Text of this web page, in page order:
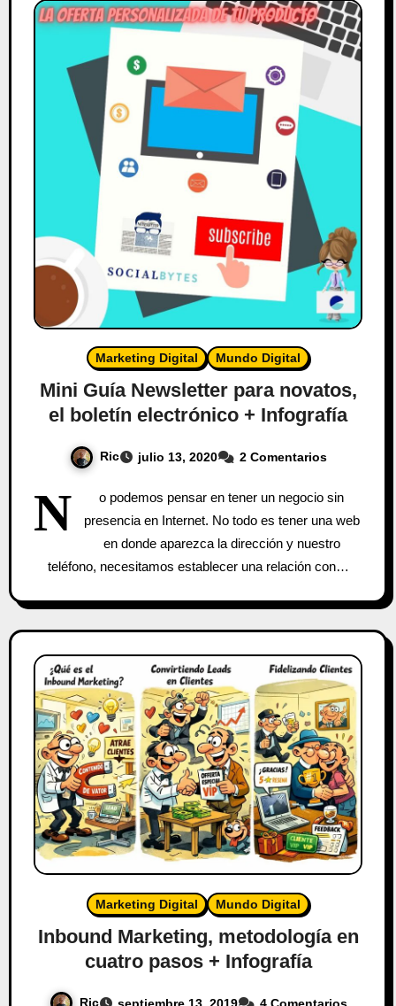
Marketing Digital Mundo Digital
Mini Guía Newsletter para novatos,
el boletín electrónico + Infografía
Ric julio 13, 2020 2 Comentarios
N
o podemos pensar en tener un negocio sin
presencia en Internet. No todo es tener una web
en donde aparezca la dirección y nuestro
teléfono, necesitamos establecer una relación con…
Marketing Digital Mundo Digital
Inbound Marketing, metodología en
cuatro pasos + Infografía
Ric septiembre 13, 2019 4 Comentarios